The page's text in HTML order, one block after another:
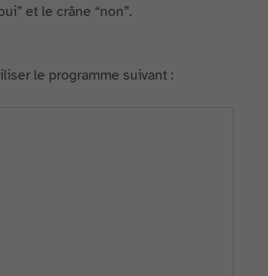
et le crâne “non”.
le programme suivant :